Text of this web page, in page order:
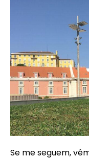
Se me seguem,